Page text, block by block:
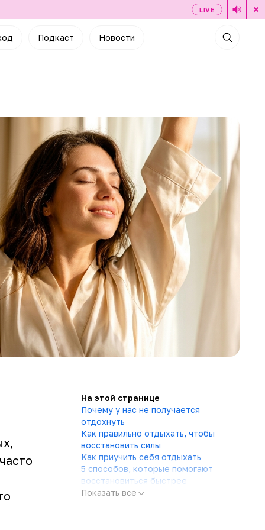
Подкаст Новости
LIVE
На этой странице
Почему у нас не получается
отдохнуть
Как правильно отдыхать, чтобы
восстановить силы
Как приучить себя отдыхать
5 способов, которые помогают
восстановиться быстрее
Показать все